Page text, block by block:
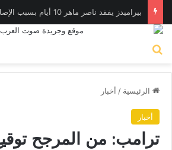
بيراميدز يفقد ناصر ماهر 10 أيام بسبب الإصابة
الرئيسية / أخبار
أخبار
ترامب: من المرجح